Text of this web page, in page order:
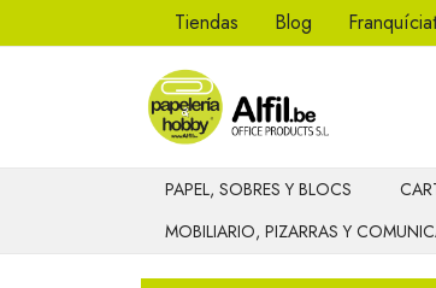
Tiendas Blog
PAPEL, SOBRES Y BLOCS
MOBILIARIO, PIZARRAS Y